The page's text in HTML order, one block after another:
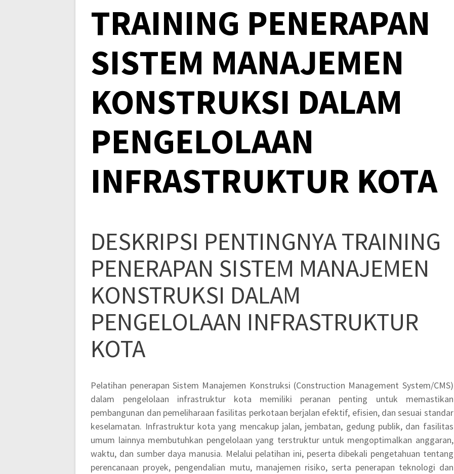
TRAINING PENERAPAN
SISTEM MANAJEMEN
KONSTRUKSI DALAM
PENGELOLAAN
INFRASTRUKTUR KOTA
DESKRIPSI PENTINGNYA TRAINING
PENERAPAN SISTEM MANAJEMEN
KONSTRUKSI DALAM
PENGELOLAAN INFRASTRUKTUR
KOTA
Pelatihan penerapan Sistem Manajemen Konstruksi (Construction Management System/CMS)
dalam pengelolaan infrastruktur kota memiliki peranan penting untuk memastikan
pembangunan dan pemeliharaan fasilitas perkotaan berjalan efektif, efisien, dan sesuai standar
keselamatan. Infrastruktur kota yang mencakup jalan, jembatan, gedung publik, dan fasilitas
umum lainnya membutuhkan pengelolaan yang terstruktur untuk mengoptimalkan anggaran,
waktu, dan sumber daya manusia. Melalui pelatihan ini, peserta dibekali pengetahuan tentang
perencanaan proyek, pengendalian mutu, manajemen risiko, serta penerapan teknologi dan